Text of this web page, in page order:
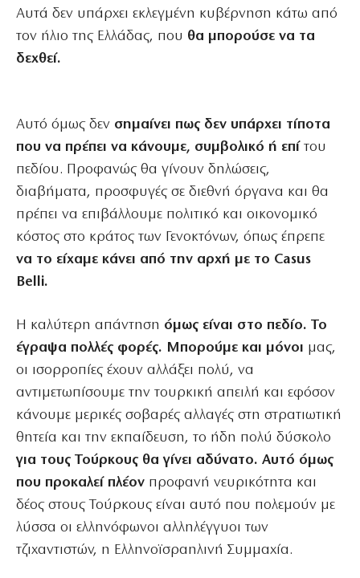
Αυτά δεν υπάρχει εκλεγμένη κυβέρνηση κάτω από
τον ήλιο της Ελλάδας, που θα μπορούσε να τα
δεχθεί.
Αυτό όμως δεν σημαίνει πως δεν υπάρχει τίποτα
που να πρέπει να κάνουμε, συμβολικό ή επίτου
πεδίου. Προφανώς θα γίνουν δηλώσεις,
διαβήματα, προσφυγές σε διεθνή όργανα και θα
πρέπει να επιβάλλουμε πολιτικό και οικονομικό
κόστος στο κράτος των Γενοκτόνων, όπως έπρεπε
να το είχαμε κάνει από την αρχή με το Casus
Belli.
Η καλύτερη απάντηση όμως είναι στο πεδίο. Το
έγραψα πολλές φορές. Μπορούμε και μόνοι μας,
οι ισορροπίες έχουν αλλάξει πολύ, να
αντιμετωπίσουμε την τουρκική απειλή και εφόσον
κάνουμε μερικές σοβαρές αλλαγές στη στρατιωτική
θητεία και την εκπαίδευση, το ήδη πολύ δύσκολο
για τους Τούρκους θα γίνει αδύνατο. Αυτό όμως
που προκαλεί πλέον προφανή νευρικότητα και
δέος στους Τούρκους είναι αυτό που πολεμούν με
λύσσα οι ελληνόφωνοι αλληλέγγυοι των
τζιχαντιστών, η Ελληνοϊσραηλινή Συμμαχία.